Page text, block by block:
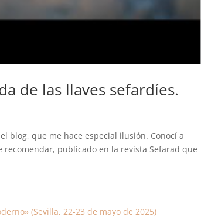
de las llaves sefardíes.
blog, que me hace especial ilusión. Conocí a
publicado en la revista Sefarad que